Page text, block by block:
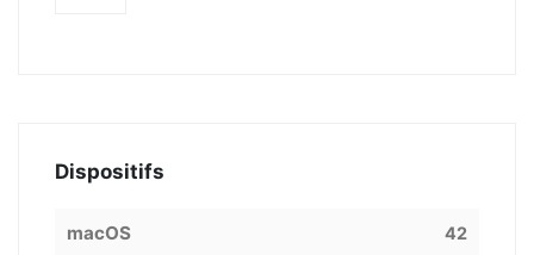
Dispositifs
macOS 42